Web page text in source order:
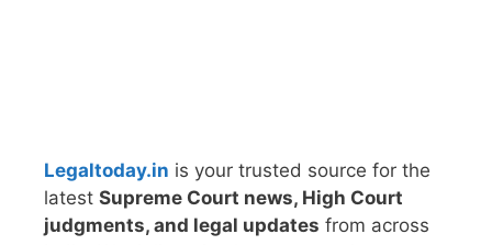
Legaltoday.in is your trusted source for the
latest Supreme Court news, High Court
judgments, and legal updates from across